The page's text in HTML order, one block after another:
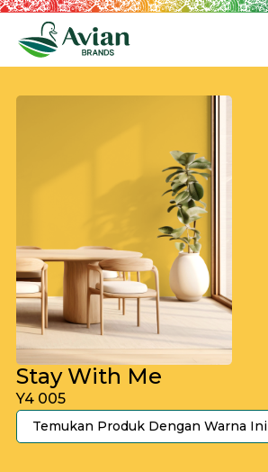
Stay With Me
Y4 005
Temukan Produk Dengan Warna Ini